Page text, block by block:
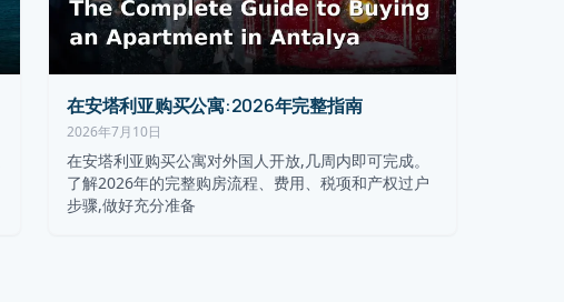
在安塔利亚购买公寓:2026年完整指南
2026年7月10日
在安塔利亚购买公寓对外国人开放,几周内即可完成。
了解2026年的完整购房流程、费用、税项和产权过户
步骤,做好充分准备